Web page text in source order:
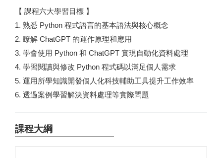
【 課程六大學習目標 】
1. 熟悉 Python 程式語言的基本語法與核心概念
2. 瞭解 ChatGPT 的運作原理和應用
3. 學會使用 Python 和 ChatGPT 實現自動化資料處理
4. 學習閱讀與修改 Python 程式碼以滿足個人需求
5. 運用所學知識開發個人化科技輔助工具提升工作效率
6. 透過案例學習解決資料處理等實際問題
課程大綱